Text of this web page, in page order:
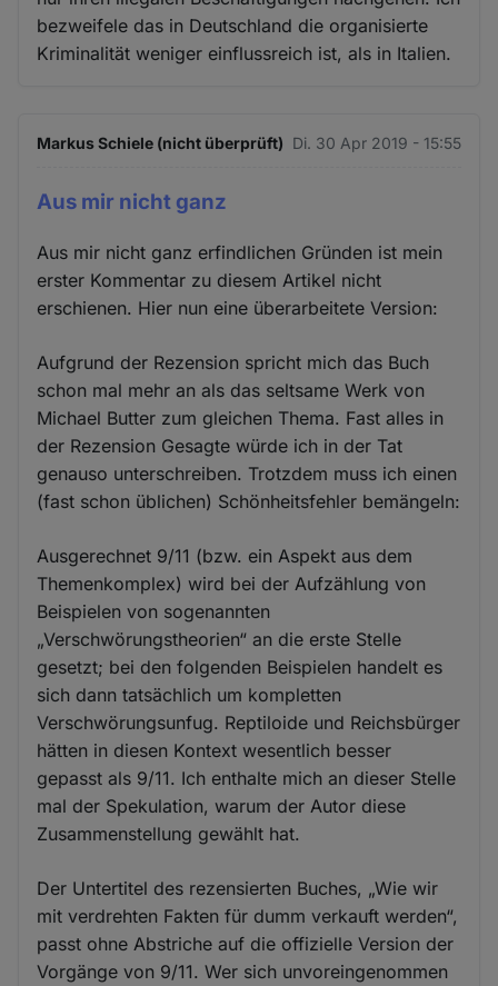
bezweifele das in Deutschland die organisierte
Kriminalität weniger einflussreich ist, als in Italien.
Markus Schiele (nicht überprüft) Di. 30 Apr 2019 - 15:55
Aus mir nicht ganz
Aus mir nicht ganz erfindlichen Gründen ist mein
erster Kommentar zu diesem Artikel nicht
erschienen. Hier nun eine überarbeitete Version:
Aufgrund der Rezension spricht mich das Buch
schon mal mehr an als das seltsame Werk von
Michael Butter zum gleichen Thema. Fast alles in
der Rezension Gesagte würde ich in der Tat
genauso unterschreiben. Trotzdem muss ich einen
(fast schon üblichen) Schönheitsfehler bemängeln:
Ausgerechnet 9/11 (bzw. ein Aspekt aus dem
Themenkomplex) wird bei der Aufzählung von
Beispielen von sogenannten
„Verschwörungstheorien“ an die erste Stelle
gesetzt; bei den folgenden Beispielen handelt es
sich dann tatsächlich um kompletten
Verschwörungsunfug. Reptiloide und Reichsbürger
hätten in diesen Kontext wesentlich besser
gepasst als 9/11. Ich enthalte mich an dieser Stelle
mal der Spekulation, warum der Autor diese
Zusammenstellung gewählt hat.
Der Untertitel des rezensierten Buches, „Wie wir
mit verdrehten Fakten für dumm verkauft werden“,
passt ohne Abstriche auf die offizielle Version der
Vorgänge von 9/11. Wer sich unvoreingenommen